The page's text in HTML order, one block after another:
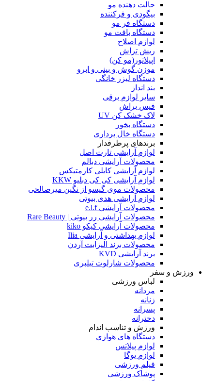
حالت دهنده مو
بیگودی و فرکننده
دستگاه فر مو
دستگاه بافت مو
لوازم اصلاح
ریش تراش
اپیلاتور(مو کن)
موزن گوش و بینی و ابرو
دستگاه لیزر خانگی
بند انداز
سایر لوازم برقی
فیس براش
لاک خشک کن UV
دستگاه بخور
دستگاه خال برداری
برندهای پرطرفدار
لوازم آرایشی تارت اصل
محصولات آرایشی دبالم
لوازم آرایشی کایلی کازمتیکس
لوازم آرایشی کی کی دبلیو KKW
محصولات موی گیسو از نگین میرصالحی
لوازم آرایشی هدی بیوتی
محصولات آرایشی e.l.f
محصولات آرایشی رر بیوتی | Rare Beauty
محصولات آرایشی کیکو kiko
لوازم بهداشتی و آرایشی Ilia
محصولات برند الیزابت آردن
برند آرایشی KVD
محصولات شارلوت تیلبری
ورزش و سفر
لباس ورزشی
مردانه
زنانه
پسرانه
دخترانه
ورزش و تناسب اندام
دستگاه های هوازی
لوازم پیلاتس
لوازم یوگا
فیلم ورزشی
پوشاک ورزشی